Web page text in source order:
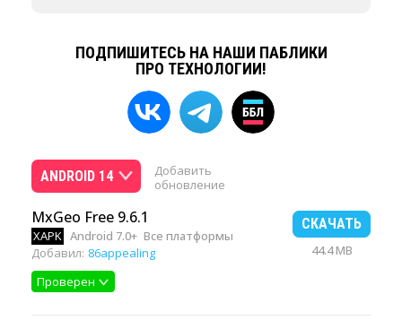
ПОДПИШИТЕСЬ НА НАШИ ПАБЛИКИ
ПРО ТЕХНОЛОГИИ!
ANDROID 14
Добавить
обновление
MxGeo Free 9.6.1
XAPK Android 7.0+ Все платформы
Добавил: 86appealing
Проверен
СКАЧАТЬ
44.4 MB